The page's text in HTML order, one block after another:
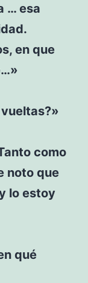
… esa
en que
como
noto que
lo estoy
qué